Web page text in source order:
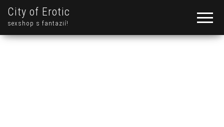
City of Erotic
sexshop s fantazií!